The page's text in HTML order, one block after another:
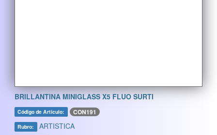
BRILLANTINA MINIGLASS X5 FLUO SURTI
Código de Artículo: CON191
Rubro: ARTISTICA